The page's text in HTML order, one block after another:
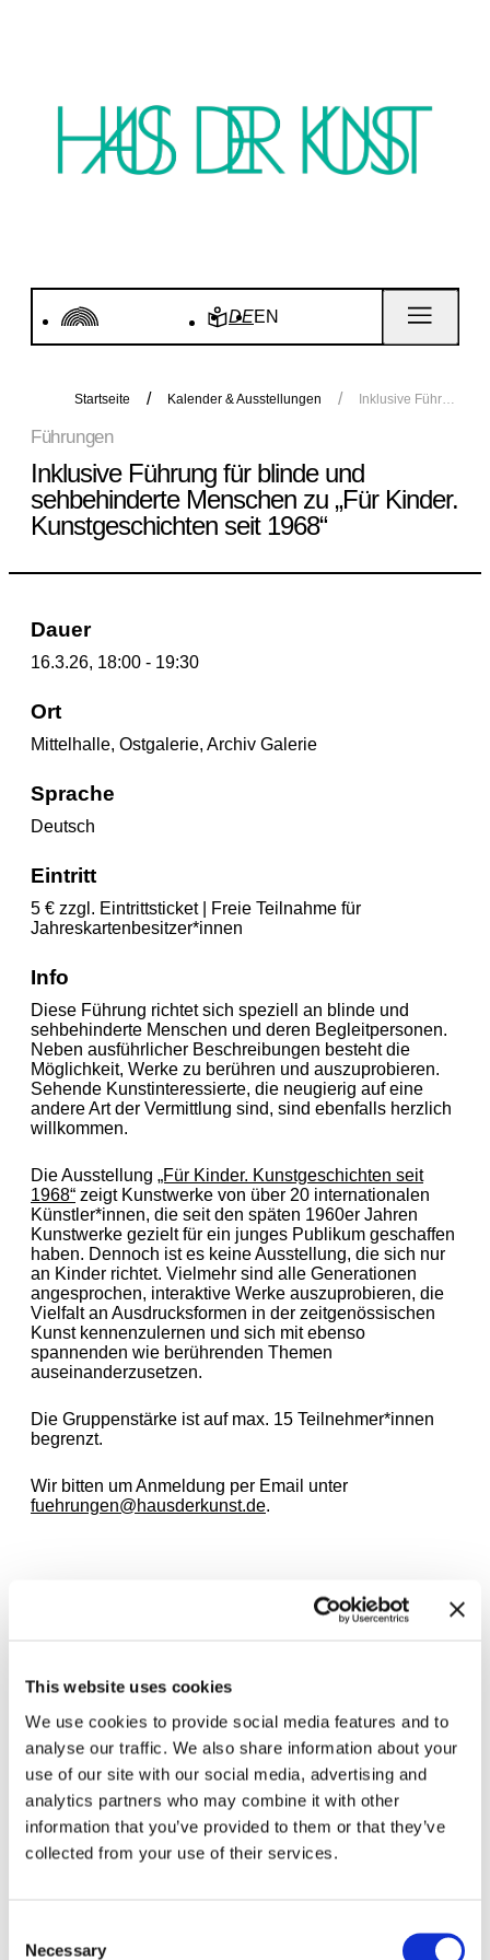
This website uses cookies
We use cookies to provide social media features and to
analyse our traffic. We also share information about your
use of our site with our social media, advertising and
analytics partners who may combine it with other
information that you’ve provided to them or that they’ve
collected from your use of their services.
Selection
Necessary
DEEN
Startseite Kalender & Ausstellungen Inklusive Führung für blinde und sehbehinderte Menschen zu „Für Kinder. Kunstgeschichten seit 1968“
Führungen
Inklusive Führung für blinde und
sehbehinderte Menschen zu „Für Kinder.
Kunstgeschichten seit 1968“
Dauer
16.3.26, 18:00 - 19:30
Ort
Mittelhalle, Ostgalerie, Archiv Galerie
Sprache
Deutsch
Eintritt
5 € zzgl. Eintrittsticket | Freie Teilnahme für
Jahreskartenbesitzer*innen
Info
Diese Führung richtet sich speziell an blinde und
sehbehinderte Menschen und deren Begleitpersonen.
Neben ausführlicher Beschreibungen besteht die
Möglichkeit, Werke zu berühren und auszuprobieren.
Sehende Kunstinteressierte, die neugierig auf eine
andere Art der Vermittlung sind, sind ebenfalls herzlich
willkommen.
Die Ausstellung „Für Kinder. Kunstgeschichten seit
1968“ zeigt Kunstwerke von über 20 internationalen
Künstler*innen, die seit den späten 1960er Jahren
Kunstwerke gezielt für ein junges Publikum geschaffen
haben. Dennoch ist es keine Ausstellung, die sich nur
an Kinder richtet. Vielmehr sind alle Generationen
angesprochen, interaktive Werke auszuprobieren, die
Vielfalt an Ausdrucksformen in der zeitgenössischen
Kunst kennenzulernen und sich mit ebenso
spannenden wie berührenden Themen
auseinanderzusetzen.
Die Gruppenstärke ist auf max. 15 Teilnehmer*innen
begrenzt.
Wir bitten um Anmeldung per Email unter
fuehrungen@hausderkunst.de.